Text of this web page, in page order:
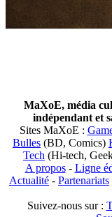
MaXoE, média
indépendant et
Sites MaXoE :
Bulles (BD, Comics)
Tech (Hi-tech,
A propos- Ligne
Actualité - Partenariats
Suivez-nous sur :